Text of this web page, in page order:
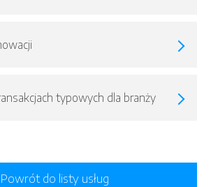
typowych dla branży
Powrót do listy usług